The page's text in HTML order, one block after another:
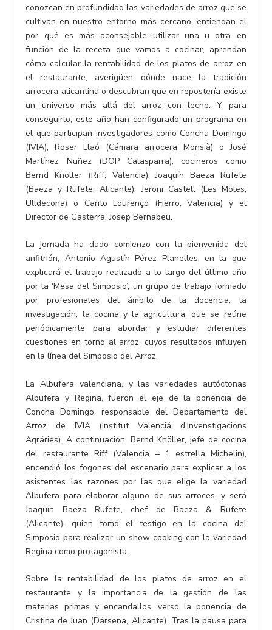
conozcan en profundidad las variedades de arroz que se
cultivan en nuestro entorno más cercano, entiendan el
por qué es más aconsejable utilizar una u otra en
función de la receta que vamos a cocinar, aprendan
cómo calcular la rentabilidad de los platos de arroz en
el restaurante, averigüen dónde nace la tradición
arrocera alicantina o descubran que en repostería existe
un universo más allá del arroz con leche. Y para
conseguirlo, este año han configurado un programa en
el que participan investigadores como Concha Domingo
(IVIA), Roser Llaó (Cámara arrocera Monsià) o José
Martínez Nuñez (DOP Calasparra), cocineros como
Bernd Knöller (Riff, Valencia), Joaquín Baeza Rufete
(Baeza y Rufete, Alicante), Jeroni Castell (Les Moles,
Ulldecona) o Carito Lourenço (Fierro, Valencia) y el
Director de Gasterra, Josep Bernabeu.
La jornada ha dado comienzo con la bienvenida del
anfitrión, Antonio Agustín Pérez Planelles, en la que
explicará el trabajo realizado a lo largo del último año
por la ‘Mesa del Simposio’, un grupo de trabajo formado
por profesionales del ámbito de la docencia, la
investigación, la cocina y la agricultura, que se reúne
periódicamente para abordar y estudiar diferentes
cuestiones en torno al arroz, cuyos resultados influyen
en la línea del Simposio del Arroz.
La Albufera valenciana, y las variedades autóctonas
Albufera y Regina, fueron el eje de la ponencia de
Concha Domingo, responsable del Departamento del
Arroz de IVIA (Institut Valenciá d’Invenstigacions
Agráries). A continuación, Bernd Knöller, jefe de cocina
del restaurante Riff (Valencia – 1 estrella Michelin),
encendió los fogones del escenario para explicar a los
asistentes las razones por las que elige la variedad
Albufera para elaborar alguno de sus arroces, y será
Joaquín Baeza Rufete, chef de Baeza & Rufete
(Alicante), quien tomó el testigo en la cocina del
Simposio para realizar un show cooking con la variedad
Regina como protagonista.
Sobre la rentabilidad de los platos de arroz en el
restaurante y la importancia de la gestión de las
materias primas y encandallos, versó la ponencia de
Cristina de Juan (Dársena, Alicante). Tras la pausa para